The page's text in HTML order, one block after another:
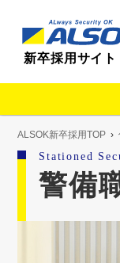
新卒採用サイト
ALSOK新卒採用
ALSOKを知る
事業紹介
内定者・若手社
仕事紹介
ALSOKで歩む
ALSOK新卒採用TOP
警備
Stationed